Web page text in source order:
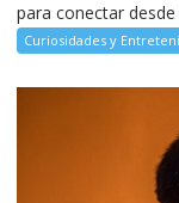
para conectar
Curiosidades y